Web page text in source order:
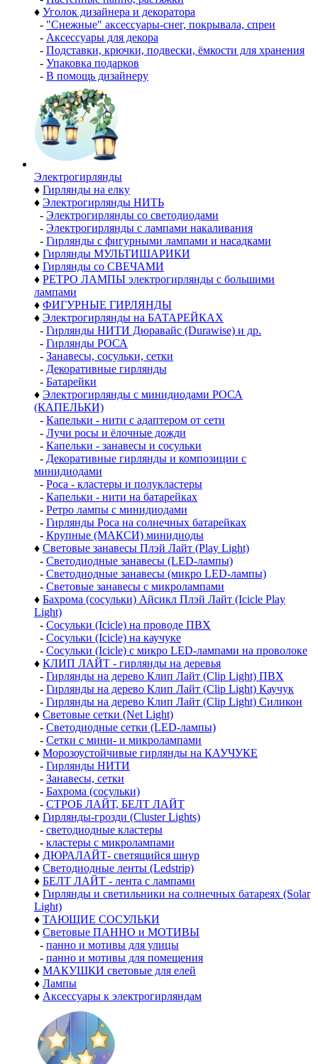
♦ Уголок дизайнера и декоратора
- "Снежные" аксессуары-снег, покрывала, спреи
- Аксессуары для декора
- Подставки, крючки, подвески, ёмкости для хранения
- Упаковка подарков
- В помощь дизайнеру
Электро­гирлянды
♦ Гирлянды на елку
♦ Электрогирлянды НИТЬ
- Электрогирлянды со светодиодами
- Электрогирлянды с лампами накаливания
- Гирлянды с фигурными лампами и насадками
♦ Гирлянды МУЛЬТИШАРИКИ
♦ Гирлянды со СВЕЧАМИ
♦ РЕТРО ЛАМПЫ электрогирлянды с большими
лампами
♦ ФИГУРНЫЕ ГИРЛЯНДЫ
♦ Электрогирлянды на БАТАРЕЙКАХ
- Гирлянды НИТИ Дюравайс (Durawise) и др.
- Гирлянды РОСА
- Занавесы, сосульки, сетки
- Декоративные гирлянды
- Батарейки
♦ Электрогирлянды с минидиодами РОСА
(КАПЕЛЬКИ)
- Капельки - нити с адаптером от сети
- Лучи росы и ёлочные дожди
- Капельки - занавесы и сосульки
- Декоративные гирлянды и композиции с
минидиодами
- Роса - кластеры и полукластеры
- Капельки - нити на батарейках
- Ретро лампы с минидиодами
- Гирлянды Роса на солнечных батарейках
- Крупные (МАКСИ) минидиоды
♦ Световые занавесы Плэй Лайт (Play Light)
- Светодиодные занавесы (LED-лампы)
- Светодиодные занавесы (микро LED-лампы)
- Световые занавесы с микролампами
♦ Бахрома (сосульки) Айсикл Плэй Лайт (Icicle Play
Light)
- Сосульки (Icicle) на проводе ПВХ
- Сосульки (Icicle) на каучуке
- Сосульки (Icicle) с микро LED-лампами на проволоке
♦ КЛИП ЛАЙТ - гирлянды на деревья
- Гирлянды на дерево Клип Лайт (Clip Light) ПВХ
- Гирлянды на дерево Клип Лайт (Clip Light) Каучук
- Гирлянды на дерево Клип Лайт (Clip Light) Силикон
♦ Световые сетки (Net Light)
- Светодиодные сетки (LED-лампы)
- Сетки с мини- и микролампами
♦ Морозоустойчивые гирлянды на КАУЧУКЕ
- Гирлянды НИТИ
- Занавесы, сетки
- Бахрома (сосульки)
- СТРОБ ЛАЙТ, БЕЛТ ЛАЙТ
♦ Гирлянды-грозди (Cluster Lights)
- светодиодные кластеры
- кластеры с микролампами
♦ ДЮРАЛАЙТ- светящийся шнур
♦ Светодиодные ленты (Ledstrip)
♦ БЕЛТ ЛАЙТ - лента с лампами
♦ Гирлянды и светильники на солнечных батареях (Solar
Light)
♦ ТАЮЩИЕ СОСУЛЬКИ
♦ Световые ПАННО и МОТИВЫ
- панно и мотивы для улицы
- панно и мотивы для помещения
♦ МАКУШКИ световые для елей
♦ Лампы
♦ Аксессуары к электрогирляндам